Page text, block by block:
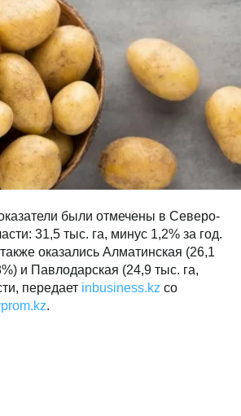
были отмечены в Северо-
31,5 тыс. га, минус 1,2% за год.
оказались Алматинская (26,1
и Павлодарская (24,9 тыс. га,
передает inbusiness.kz со
.